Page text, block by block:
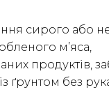
сирого або
м’яса,
продуктів,
ґрунтом без